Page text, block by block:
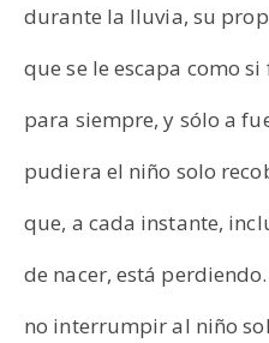
durante la lluvia, su
que se le escapa como si
para siempre, y sólo a
pudiera el niño solo
que, a cada instante,
de nacer, está
no interrumpir al niño